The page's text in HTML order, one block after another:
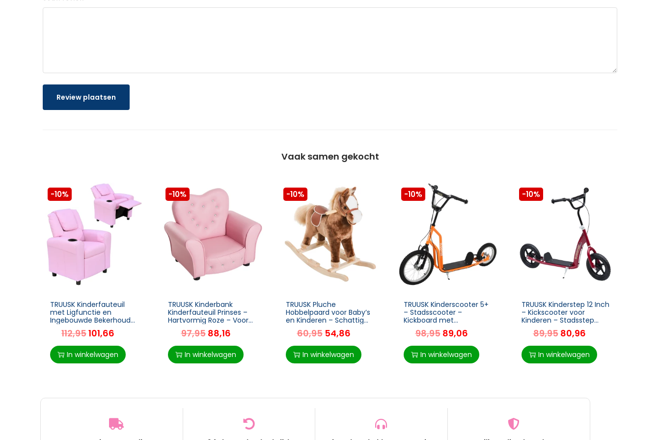
Review plaatsen
Vaak samen gekocht
-10%
TRUUSK Kinderfauteuil
met Ligfunctie en
Ingebouwde Bekerhouder
– Roze – Geschikt voor 3-
6 jaar – Afmetingen 62 x
56 x 69 cm
112,95101,66
In winkelwagen
-10%
TRUUSK Kinderbank
Kinderfauteuil Prinses –
Hartvormig Roze – Voor
Kinderkamer – L59 x B41,5
x H49 cm
97,95 88,16
In winkelwagen
-10%
TRUUSK Pluche
Hobbelpaard voor Baby’s
en Kinderen – Schattig
Schommeldier – Bruin –
Afmetingen: L74 x B33 x
H62 cm
60,95 54,86
In winkelwagen
-10%
TRUUSK Kinderscooter 5+
– Stadsscooter –
Kickboard met
Luchtbanden – Oranje –
135 x 58 x 88-94 cm
98,95 89,06
In winkelwagen
-10%
TRUUSK Kinderstep 12 Inch
– Kickscooter voor
Kinderen – Stadsstep
met Achterrem – In
Hoogte Verstelbaar –
Staal – EVA – Rood –
89,95 80,96
In winkelwagen